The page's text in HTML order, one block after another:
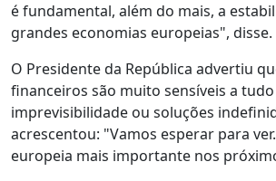
é fundamental, além do mais, a
grandes economias europeias", disse.
O Presidente da República advertiu
financeiros são muito sensíveis a
imprevisibilidade ou soluções
acrescentou: "Vamos esperar para
europeia mais importante nos